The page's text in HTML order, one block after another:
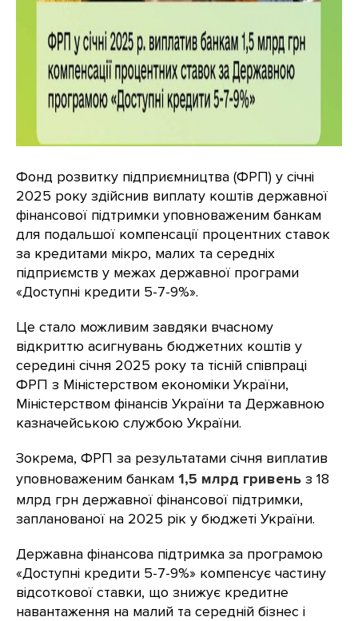
Фонд розвитку підприємництва (ФРП) у січні
2025 року здійснив виплату коштів державної
фінансової підтримки уповноваженим банкам
для подальшої компенсації процентних ставок
за кредитами мікро, малих та середніх
підприємств у межах державної програми
«Доступні кредити 5-7-9%».
Це стало можливим завдяки вчасному
відкриттю асигнувань бюджетних коштів у
середині січня 2025 року та тісній співпраці
ФРП з Міністерством економіки України,
Міністерством фінансів України та Державною
казначейською службою України.
Зокрема, ФРП за результатами січня виплатив
уповноваженим банкам 1,5 млрд гривень з 18
млрд грн державної фінансової підтримки,
запланованої на 2025 рік у бюджеті України.
Державна фінансова підтримка за програмою
«Доступні кредити 5-7-9%» компенсує частину
відсоткової ставки, що знижує кредитне
навантаження на малий та середній бізнес і